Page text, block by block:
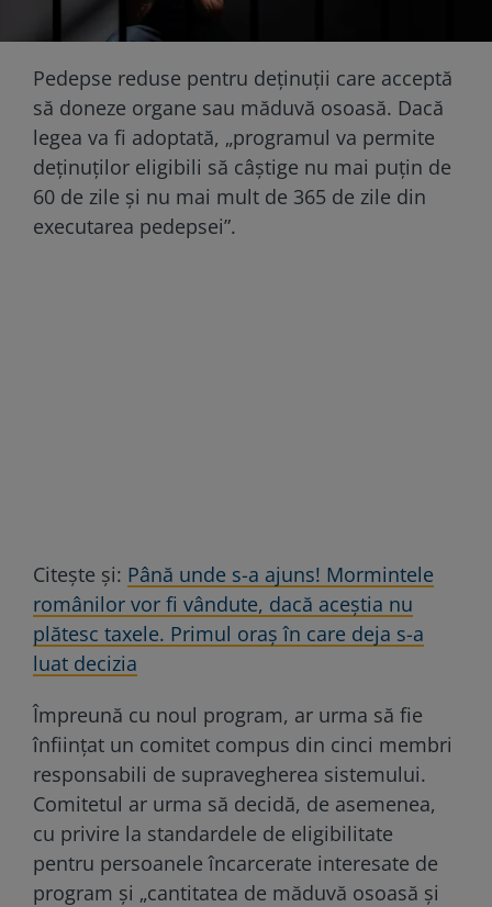
Pedepse reduse pentru deţinuţii care acceptă
să doneze organe sau măduvă osoasă. Dacă
legea va fi adoptată, „programul va permite
deținuților eligibili să câștige nu mai puțin de
60 de zile și nu mai mult de 365 de zile din
executarea pedepsei”.
Citeşte şi: Până unde s-a ajuns! Mormintele
românilor vor fi vândute, dacă aceștia nu
plătesc taxele. Primul oraș în care deja s-a
luat decizia
Împreună cu noul program, ar urma să fie
înființat un comitet compus din cinci membri
responsabili de supravegherea sistemului.
Comitetul ar urma să decidă, de asemenea,
cu privire la standardele de eligibilitate
pentru persoanele încarcerate interesate de
program și „cantitatea de măduvă osoasă și